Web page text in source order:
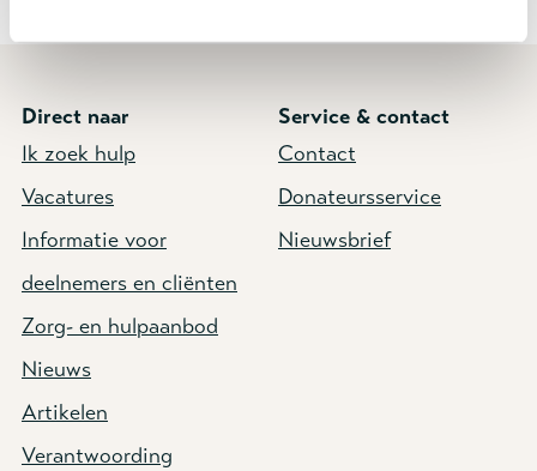
Direct naar
Ik zoek hulp
Vacatures
Informatie voor
deelnemers en cliënten
Zorg- en hulpaanbod
Nieuws
Artikelen
Verantwoording
Service & contact
Contact
Donateursservice
Nieuwsbrief